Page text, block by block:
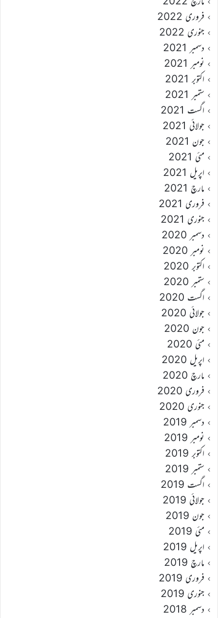
فروری 2022
جنوری 2022
دسمبر 2021
نومبر 2021
اکتوبر 2021
ستمبر 2021
اگست 2021
جولائی 2021
جون 2021
مئی 2021
اپریل 2021
مارچ 2021
فروری 2021
جنوری 2021
دسمبر 2020
نومبر 2020
اکتوبر 2020
ستمبر 2020
اگست 2020
جولائی 2020
جون 2020
مئی 2020
اپریل 2020
مارچ 2020
فروری 2020
جنوری 2020
دسمبر 2019
نومبر 2019
اکتوبر 2019
ستمبر 2019
اگست 2019
جولائی 2019
جون 2019
مئی 2019
اپریل 2019
مارچ 2019
فروری 2019
جنوری 2019
دسمبر 2018